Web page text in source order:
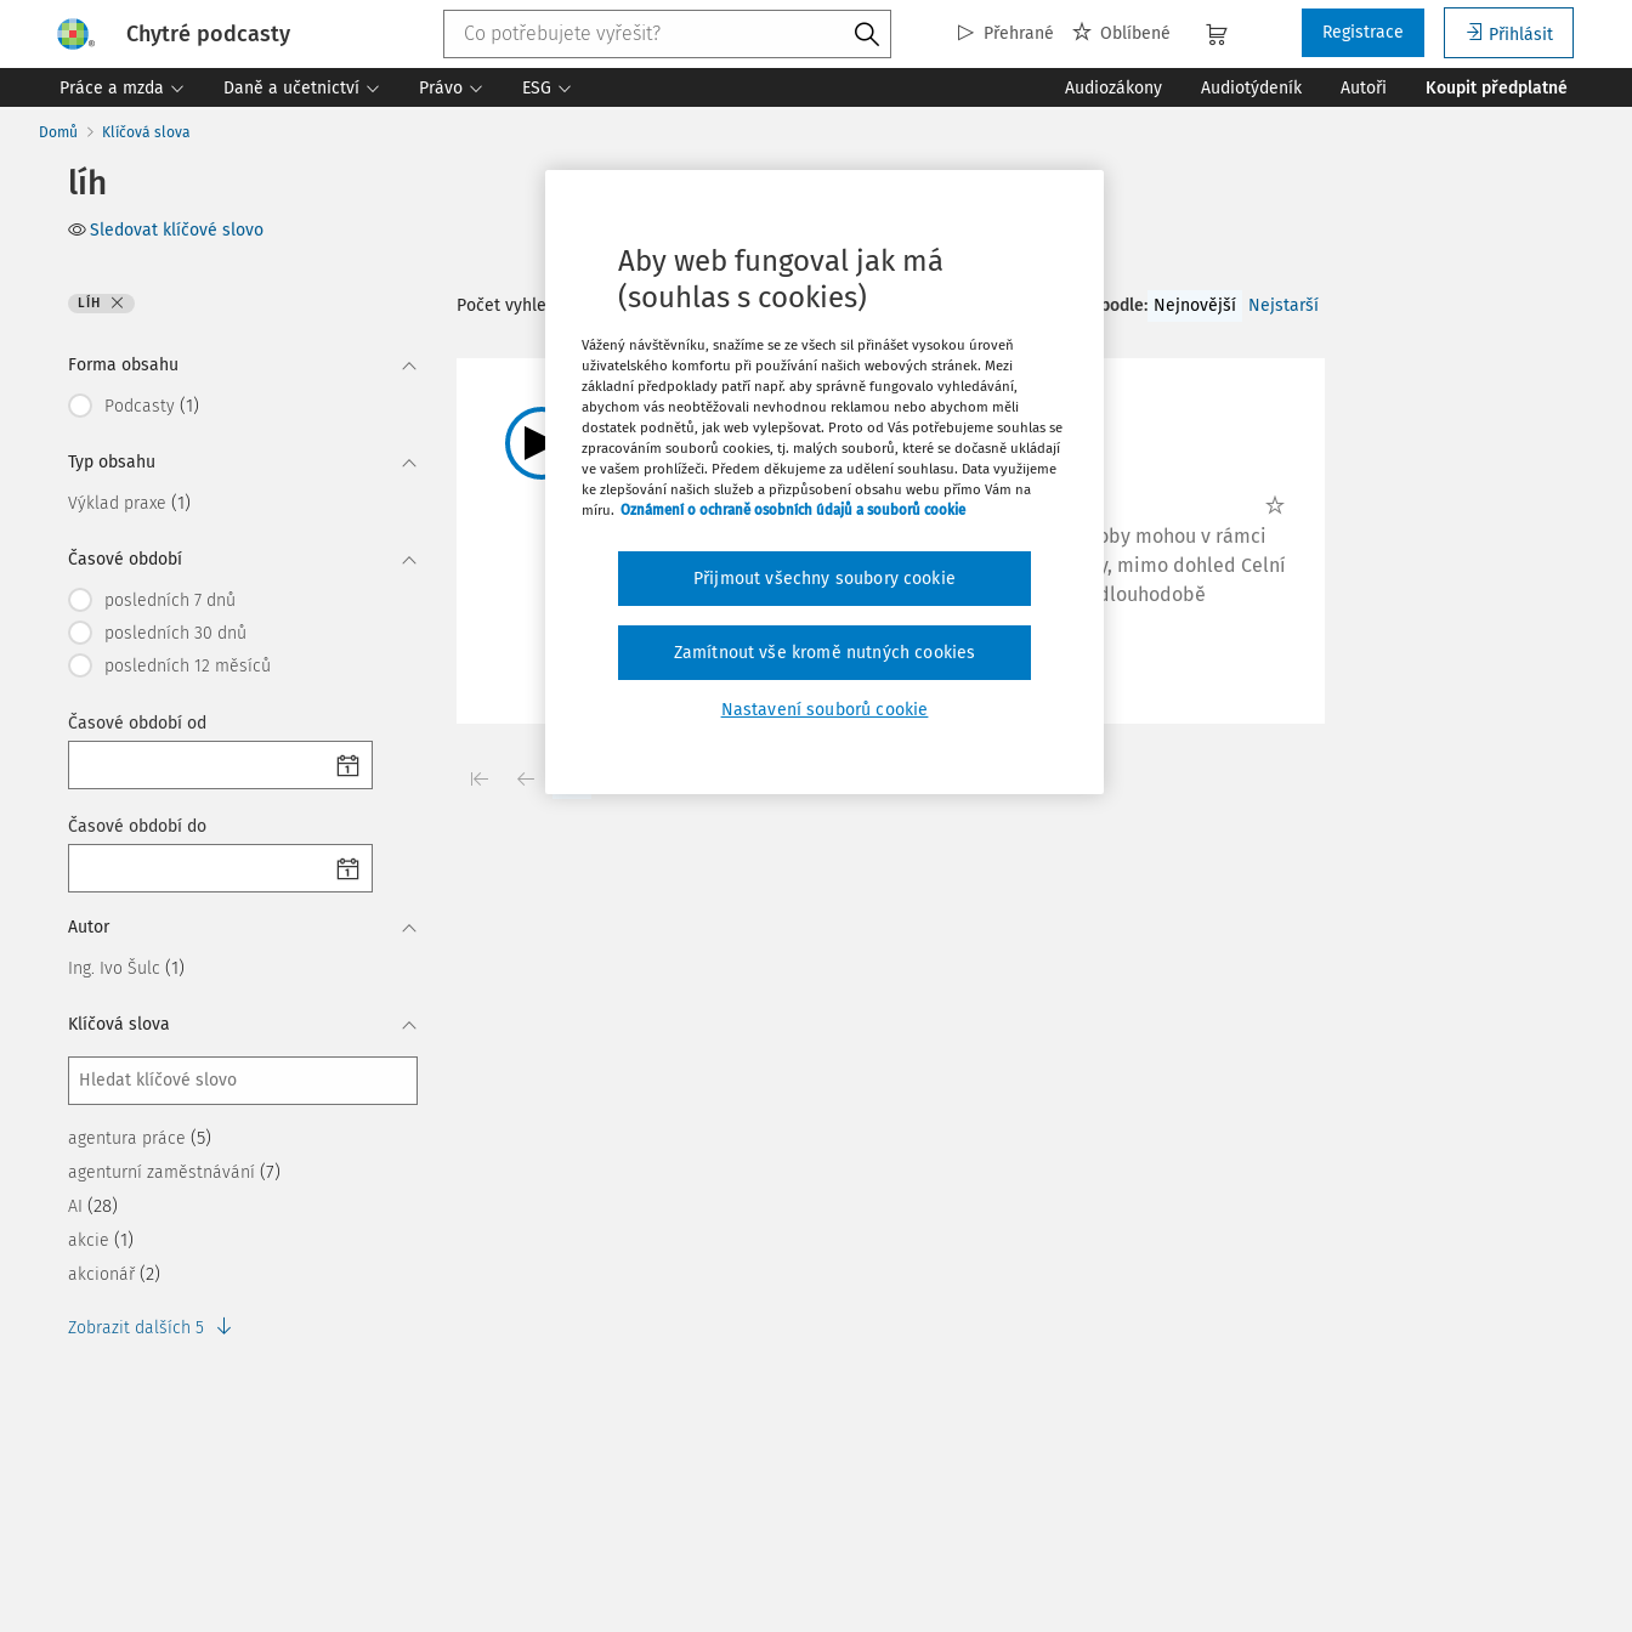
Chytré podcasty Přehrané Oblíbené Přihlásit
Registrace
Práce a mzda Daně a učetnictví Právo ESG Audiozákony Audiotýdeník Autoři Koupit předplatné
Domů Klíčová slova
líh
Sledovat klíčové slovo
LÍH
Forma obsahu
Podcasty (1)
Typ obsahu
Výklad praxe (1)
Časové období
posledních 7 dnů
posledních 30 dnů
posledních 12 měsíců
Časové období od
Časové období do
Autor
Ing. Ivo Šulc (1)
Klíčová slova
agentura práce (5)
agenturní zaměstnávání (7)
AI (28)
akcie (1)
akcionář (2)
Zobrazit dalších 5
Počet vyhledaných dokumentů:1 Řadit podle: Nejnovější Nejstarší
VÝKLAD PRAXE
Výroba lihových výrobků, ale i těch pivních
Ing. Ivo Šulc
Vydáno:5. 11. 2024Délka:09:52
Již od roku 2006 si lámu hlavu, jak je možné, že některé osoby mohou v rámci
své podnikatelské činnosti vyrábět vybrané lihové výrobky, mimo dohled Celní
správy České republiky a někteří ne. V České republice je dlouhodobě
tolerován správcem daně dvojí ...
Aby web fungoval jak má
(souhlas s cookies)
Vážený návštěvníku, snažíme se ze všech sil přinášet vysokou úroveň
uživatelského komfortu při používání našich webových stránek. Mezi
základní předpoklady patří např. aby správně fungovalo vyhledávání,
abychom vás neobtěžovali nevhodnou reklamou nebo abychom měli
dostatek podnětů, jak web vylepšovat. Proto od Vás potřebujeme souhlas se
zpracováním souborů cookies, tj. malých souborů, které se dočasně ukládají
ve vašem prohlížeči. Předem děkujeme za udělení souhlasu. Data využijeme
ke zlepšování našich služeb a přizpůsobení obsahu webu přímo Vám na
míru. Oznámení o ochraně osobních údajů a souborů cookie
Nastavení souborů cookie
Zamítnout vše kromě nutných cookies
Přijmout všechny soubory cookie